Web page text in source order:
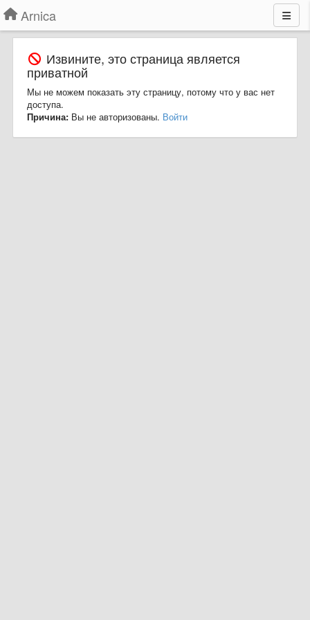
Arnica
Извините, это страница является
приватной
Мы не можем показать эту страницу, потому что у вас нет
доступа.
Причина: Вы не авторизованы. Войти